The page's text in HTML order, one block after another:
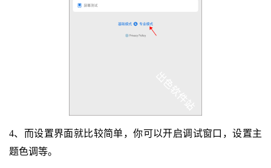
4、而设置界面就比较简单，你可以开启调试窗口，设置主
题色调等。